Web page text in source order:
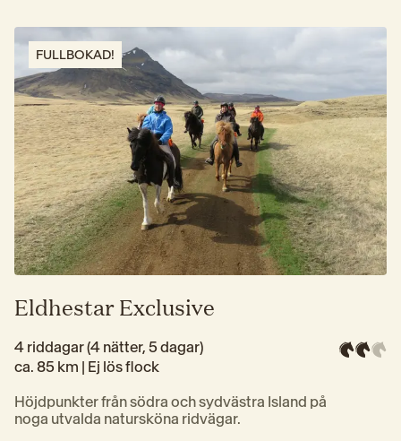
FULLBOKAD!
Eldhestar Exclusive
4 riddagar (4 nätter, 5 dagar)
ca. 85 km | Ej lös flock
Höjdpunkter från södra och sydvästra Island på
noga utvalda natursköna ridvägar.